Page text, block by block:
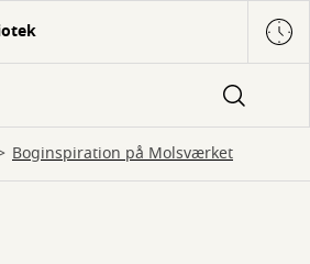
Boginspiration på Molsværket